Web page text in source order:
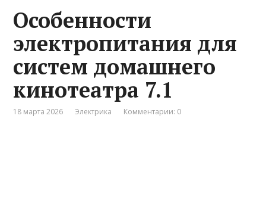
Особенности
электропитания для
систем домашнего
кинотеатра 7.1
18 марта 2026 Электрика Комментарии: 0